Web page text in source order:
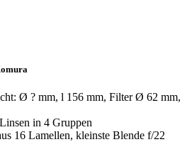
Ø ? mm, l 156 mm, Filter Ø 62 mm,
in 4 Gruppen
16 Lamellen, kleinste Blende f/22